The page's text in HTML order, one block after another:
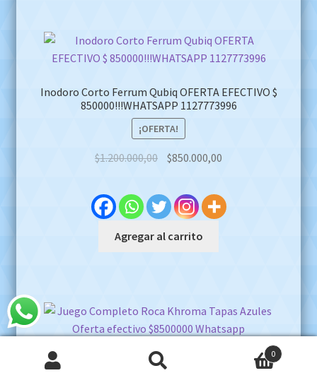
Inodoro Corto Ferrum Qubiq OFERTA EFECTIVO $
850000!!!WHATSAPP 1127773996
¡OFERTA!
$1.200.000,00
Original
was:
$1.200.000,00.
$850.000,00Current
$850.000,00.
Agregar al carrito
0